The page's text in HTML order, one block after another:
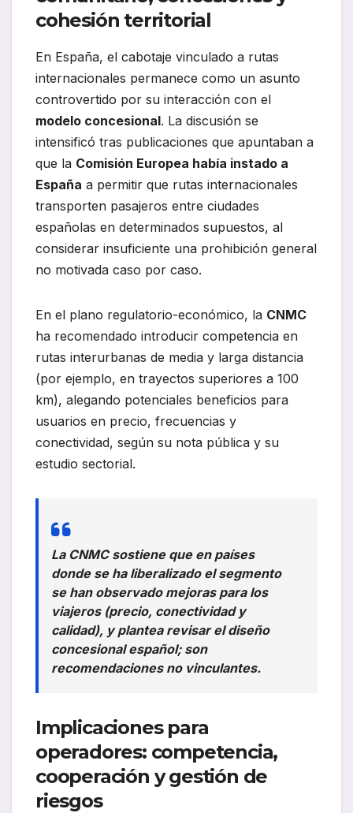
cohesión territorial
En España, el cabotaje vinculado a rutas
internacionales permanece como un asunto
controvertido por su interacción con el
modelo concesional. La discusión se
intensificó tras publicaciones que apuntaban a
que la Comisión Europea había instado a
España a permitir que rutas internacionales
transporten pasajeros entre ciudades
españolas en determinados supuestos, al
considerar insuficiente una prohibición general
no motivada caso por caso.
En el plano regulatorio-económico, la CNMC
ha recomendado introducir competencia en
rutas interurbanas de media y larga distancia
(por ejemplo, en trayectos superiores a 100
km), alegando potenciales beneficios para
usuarios en precio, frecuencias y
conectividad, según su nota pública y su
estudio sectorial.
La CNMC sostiene que en países
donde se ha liberalizado el segmento
se han observado mejoras para los
viajeros (precio, conectividad y
calidad), y plantea revisar el diseño
concesional español; son
recomendaciones no vinculantes.
Implicaciones para
operadores: competencia,
cooperación y gestión de
riesgos